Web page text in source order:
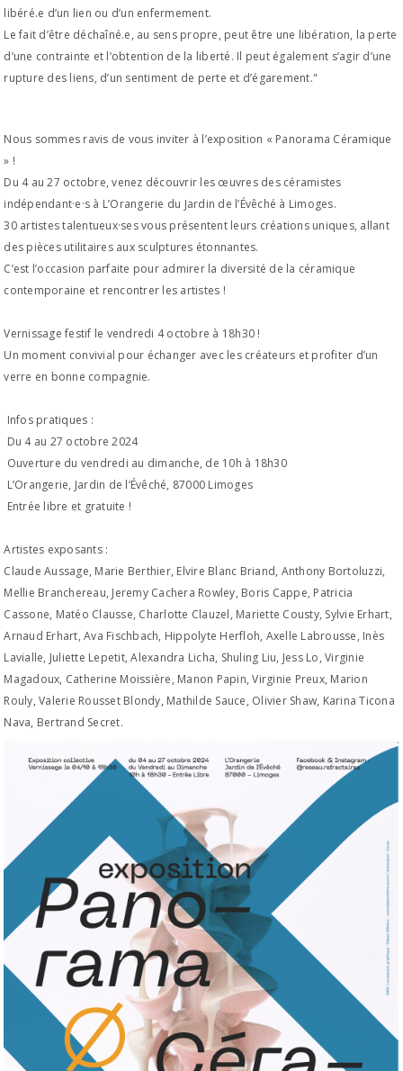
libéré.e d’un lien ou d’un enfermement.
Le fait d’être déchaîné.e, au sens propre, peut être une libération, la perte
d’une contrainte et l’obtention de la liberté. Il peut également s’agir d’une
rupture des liens, d’un sentiment de perte et d’égarement."
Nous sommes ravis de vous inviter à l’exposition « Panorama Céramique
» !
Du 4 au 27 octobre, venez découvrir les œuvres des céramistes
indépendant·e·s à L’Orangerie du Jardin de l’Évêché à Limoges.
30 artistes talentueux·ses vous présentent leurs créations uniques, allant
des pièces utilitaires aux sculptures étonnantes.
C’est l’occasion parfaite pour admirer la diversité de la céramique
contemporaine et rencontrer les artistes !
Vernissage festif le vendredi 4 octobre à 18h30 !
Un moment convivial pour échanger avec les créateurs et profiter d’un
verre en bonne compagnie.
Infos pratiques :
Du 4 au 27 octobre 2024
Ouverture du vendredi au dimanche, de 10h à 18h30
L’Orangerie, Jardin de l’Évêché, 87000 Limoges
Entrée libre et gratuite !
Artistes exposants :
Claude Aussage, Marie Berthier, Elvire Blanc Briand, Anthony Bortoluzzi,
Mellie Branchereau, Jeremy Cachera Rowley, Boris Cappe, Patricia
Cassone, Matéo Clausse, Charlotte Clauzel, Mariette Cousty, Sylvie Erhart,
Arnaud Erhart, Ava Fischbach, Hippolyte Herfloh, Axelle Labrousse, Inès
Lavialle, Juliette Lepetit, Alexandra Licha, Shuling Liu, Jess Lo, Virginie
Magadoux, Catherine Moissière, Manon Papin, Virginie Preux, Marion
Rouly, Valerie Rousset Blondy, Mathilde Sauce, Olivier Shaw, Karina Ticona
Nava, Bertrand Secret.